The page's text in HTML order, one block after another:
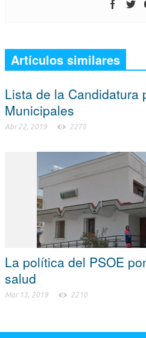
Artículos similares
Lista de la Candidatura
Municipales
Abr 22, 2019 2278
La política del PSOE
salud
Mar 13, 2019 2210